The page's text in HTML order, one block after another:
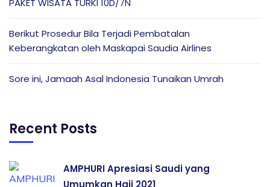
PAKET WISATA TURKI 10D/7N
Berikut Prosedur Bila Terjadi Pembatalan
Keberangkatan oleh Maskapai Saudia Airlines
Sore ini, Jamaah Asal Indonesia Tunaikan Umrah
Recent Posts
AMPHURI Apresiasi Saudi yang
Umumkan Haji 2021